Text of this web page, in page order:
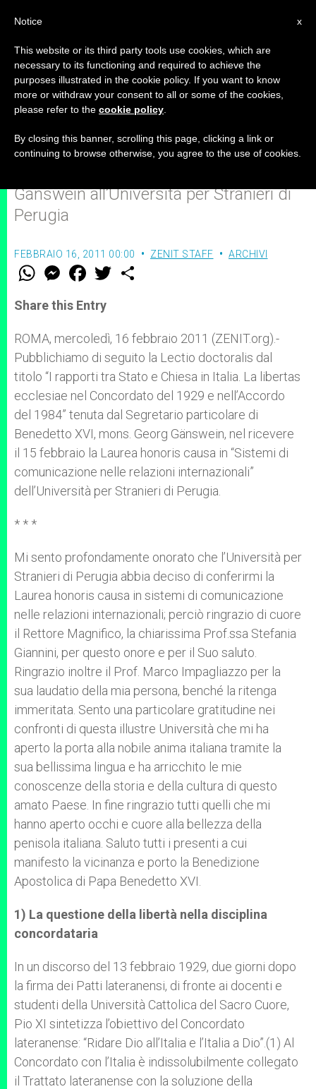
"I rapporti tra Stato e Chiesa in
Italia”
Gänswein all’Università per Stranieri di
Perugia
FEBBRAIO 16, 2011 00:00 ZENIT STAFF ARCHIVI
W
t
s
p
p
M
e
s
e
g
e
r
F
a
e
b
o
k
w
r
Share this Entry
ROMA, mercoledì, 16 febbraio 2011 (ZENIT.org).-
Pubblichiamo di seguito la Lectio doctoralis dal
titolo “I rapporti tra Stato e Chiesa in Italia. La libertas
ecclesiae nel Concordato del 1929 e nell’Accordo
del 1984” tenuta dal Segretario particolare di
Benedetto XVI, mons. Georg Gänswein, nel ricevere
il 15 febbraio la Laurea honoris causa in “Sistemi di
comunicazione nelle relazioni internazionali”
dell’Università per Stranieri di Perugia.
* * *
Mi sento profondamente onorato che l’Università per
Stranieri di Perugia abbia deciso di conferirmi la
Laurea honoris causa in sistemi di comunicazione
nelle relazioni internazionali; perciò ringrazio di cuore
il Rettore Magnifico, la chiarissima Prof.ssa Stefania
Giannini, per questo onore e per il Suo saluto.
Ringrazio inoltre il Prof. Marco Impagliazzo per la
sua laudatio della mia persona, benché la ritenga
immeritata. Sento una particolare gratitudine nei
confronti di questa illustre Università che mi ha
aperto la porta alla nobile anima italiana tramite la
sua bellissima lingua e ha arricchito le mie
conoscenze della storia e della cultura di questo
amato Paese. In fine ringrazio tutti quelli che mi
hanno aperto occhi e cuore alla bellezza della
penisola italiana. Saluto tutti i presenti a cui
manifesto la vicinanza e porto la Benedizione
Apostolica di Papa Benedetto XVI.
1) La questione della libertà nella disciplina
concordataria
In un discorso del 13 febbraio 1929, due giorni dopo
la firma dei Patti lateranensi, di fronte ai docenti e
studenti della Università Cattolica del Sacro Cuore,
Pio XI sintetizza l’obiettivo del Concordato
lateranense: “Ridare Dio all’Italia e l’Italia a Dio”.(1) Al
Concordato con l’Italia è indissolubilmente collegato
il Trattato lateranense con la soluzione della
x
Notice
This website or its third party tools use cookies, which are
necessary to its functioning and required to achieve the
purposes illustrated in the cookie policy. If you want to know
more or withdraw your consent to all or some of the cookies,
please refer to the cookie policy
By closing this banner, scrolling this page, clicking a link or
continuing to browse otherwise, you agree to the use of cookies.